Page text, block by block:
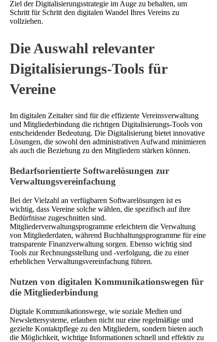
Ziel der Digitalisierungsstrategie im Auge zu behalten, um
Schritt für Schritt den digitalen Wandel Ihres Vereins zu
vollziehen.
Die Auswahl relevanter
Digitalisierungs-Tools für
Vereine
Im digitalen Zeitalter sind für die effiziente Vereinsverwaltung
und Mitgliederbindung die richtigen Digitalisierungs-Tools von
entscheidender Bedeutung. Die Digitalisierung bietet innovative
Lösungen, die sowohl den administrativen Aufwand minimieren
als auch die Beziehung zu den Mitgliedern stärken können.
Bedarfsorientierte Softwarelösungen zur
Verwaltungsvereinfachung
Bei der Vielzahl an verfügbaren Softwarelösungen ist es
wichtig, dass Vereine solche wählen, die spezifisch auf ihre
Bedürfnisse zugeschnitten sind.
Mitgliederverwaltungsprogramme erleichtern die Verwaltung
von Mitgliederdaten, während Buchhaltungsprogramme für eine
transparente Finanzverwaltung sorgen. Ebenso wichtig sind
Tools zur Rechnungsstellung und -verfolgung, die zu einer
erheblichen Verwaltungsvereinfachung führen.
Nutzen von digitalen Kommunikationswegen für
die Mitgliederbindung
Digitale Kommunikationswege, wie soziale Medien und
Newslettersysteme, erlauben nicht nur eine regelmäßige und
gezielte Kontaktpflege zu den Mitgliedern, sondern bieten auch
die Möglichkeit, wichtige Informationen schnell und effektiv zu